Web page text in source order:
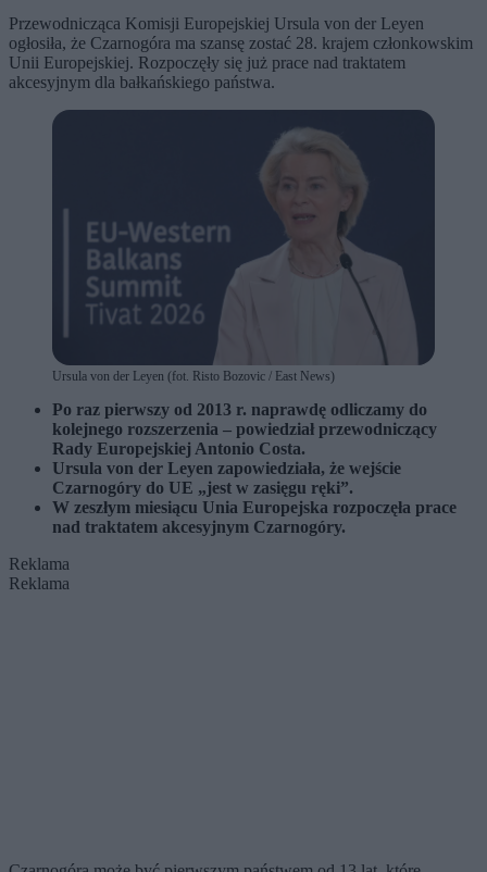
Przewodnicząca Komisji Europejskiej Ursula von der Leyen
ogłosiła, że Czarnogóra ma szansę zostać 28. krajem członkowskim
Unii Europejskiej. Rozpoczęły się już prace nad traktatem
akcesyjnym dla bałkańskiego państwa.
Ursula von der Leyen (fot. Risto Bozovic / East News)
Po raz pierwszy od 2013 r. naprawdę odliczamy do
kolejnego rozszerzenia – powiedział przewodniczący
Rady Europejskiej Antonio Costa.
Ursula von der Leyen zapowiedziała, że wejście
Czarnogóry do UE „jest w zasięgu ręki”.
W zeszłym miesiącu Unia Europejska rozpoczęła prace
nad traktatem akcesyjnym Czarnogóry.
Reklama
Reklama